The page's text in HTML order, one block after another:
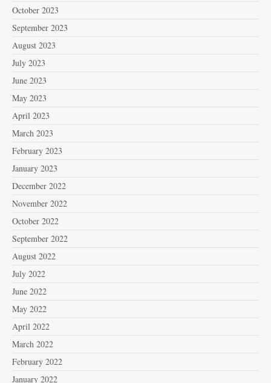
October 2023
September 2023
August 2023
July 2023
June 2023
May 2023
April 2023
March 2023
February 2023
January 2023
December 2022
November 2022
October 2022
September 2022
August 2022
July 2022
June 2022
May 2022
April 2022
March 2022
February 2022
January 2022